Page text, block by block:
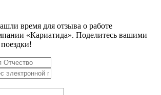
время для отзыва о работе
«Кариатида». Поделитесь вашими